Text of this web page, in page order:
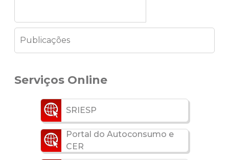
Publicações
Serviços Online
SRIESP
Portal do Autoconsumo e
CER